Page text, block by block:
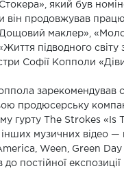
який був
він продовжував
маклер»,
підводного
Софії Копполи
зарекомендував
продюсерську
гурту The Strokes «Is
інших музичних відео
Ween, Green
до постійної